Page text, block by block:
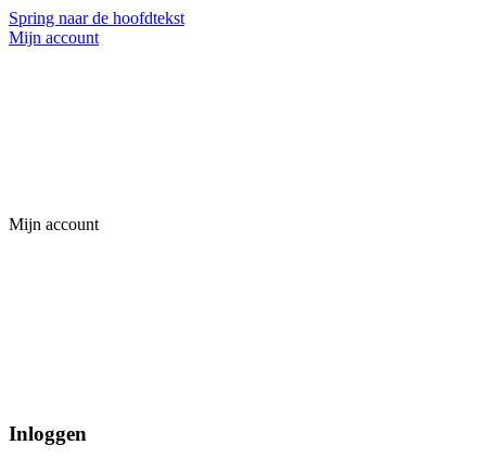
Spring naar de hoofdtekst
Mijn account
Mijn account
Inloggen